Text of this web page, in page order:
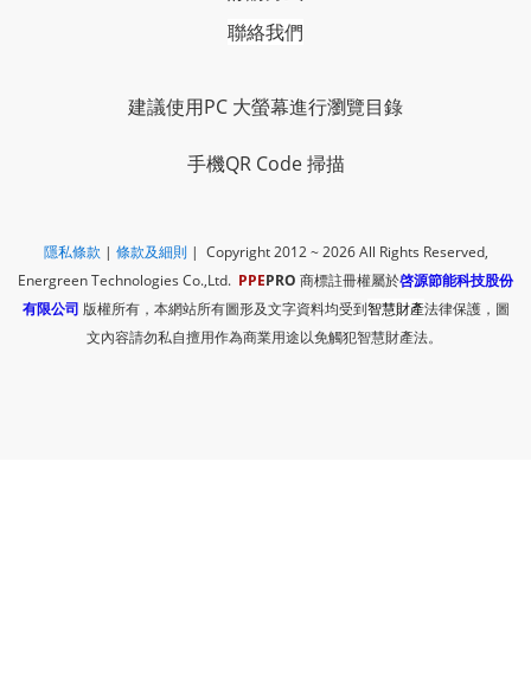
聯絡我們
建議使用PC 大螢幕進行瀏覽目錄
手機QR Code 掃描
隱私條款 | 條款及細則| Copyright 2012 ~ 2026 All Rights Reserved,
Energreen Technologies Co.,Ltd. PPEPRO 商標註冊權屬於啓源節能科技股份
有限公司 版權所有，本網站所有圖形及文字資料均受到智慧財產法律保護，圖
文內容請勿私自擅用作為商業用途以免觸犯智慧財產法。